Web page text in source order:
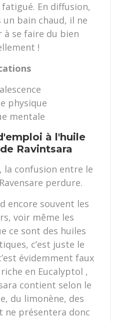
En diffusion,
un bain chaud, il ne
se faire du bien
!
physique
mentale
à l'huile
Ravintsara
la confusion entre le
perdure.
encore souvent les
voir même les
ce sont des huiles
c’est juste le
évidemment faux
en Eucalyptol ,
contient selon le
du limonène, des
ne présentera donc